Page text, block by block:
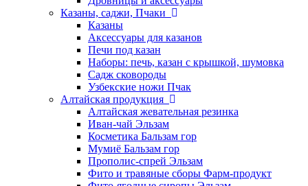
Казаны, саджи, Пчаки
Казаны
Аксессуары для казанов
Печи под казан
Наборы: печь, казан с крышкой, шумовка
Садж сковороды
Узбекские ножи Пчак
Алтайская продукция
Алтайская жевательная резинка
Иван-чай Эльзам
Косметика Бальзам гор
Мумиё Бальзам гор
Прополис-спрей Эльзам
Фито и травяные сборы Фарм-продукт